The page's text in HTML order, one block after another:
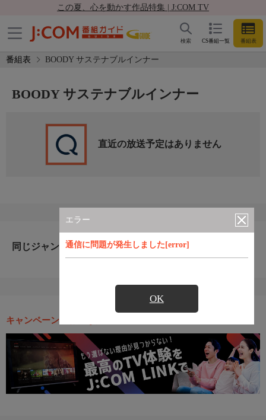
この夏、心を動かす作品特集 | J:COM TV
CS番組一覧 番組表
検索
番組表 BOODY サステナブルインナー
エラー
通信に問題が発生しました[error]
OK
BOODY サステナブルインナー
直近の放送予定はありません
同じジャンルのおすすめ番組
キャンペーン・お得な情報